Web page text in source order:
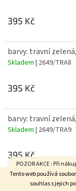
Tento web používá
souhlas s jejich
POZOR AKCE : Při
velikost do poznámky
395 Kč
barvy: travní
Skladem | 2649/TRA8
395 Kč
barvy: travní
Skladem | 2649/TRA9
395 Kč
barvy: travní